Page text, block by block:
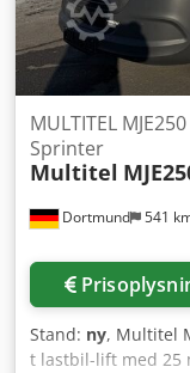
Dortmund 541
MULTITEL
Sprinter
Multitel
Stand: ny, Multitel
t lastbil-lift med 25